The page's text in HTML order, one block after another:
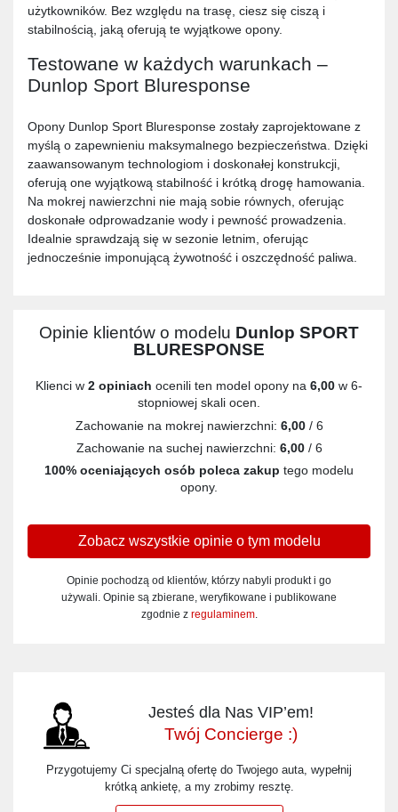
użytkowników. Bez względu na trasę, ciesz się ciszą i
stabilnością, jaką oferują te wyjątkowe opony.
Testowane w każdych warunkach –
Dunlop Sport Bluresponse
Opony Dunlop Sport Bluresponse zostały zaprojektowane z
myślą o zapewnieniu maksymalnego bezpieczeństwa. Dzięki
zaawansowanym technologiom i doskonałej konstrukcji,
oferują one wyjątkową stabilność i krótką drogę hamowania.
Na mokrej nawierzchni nie mają sobie równych, oferując
doskonałe odprowadzanie wody i pewność prowadzenia.
Idealnie sprawdzają się w sezonie letnim, oferując
jednocześnie imponującą żywotność i oszczędność paliwa.
Opinie klientów o modelu Dunlop SPORT
BLURESPONSE
Klienci w 2 opiniach ocenili ten model opony na 6,00 w 6-
stopniowej skali ocen.
Zachowanie na mokrej nawierzchni: 6,00/ 6
Zachowanie na suchej nawierzchni: 6,00/ 6
100% oceniających osób poleca zakup tego modelu
opony.
Zobacz wszystkie opinie o tym modelu
Opinie pochodzą od klientów, którzy nabyli produkt i go
używali. Opinie są zbierane, weryfikowane i publikowane
zgodnie z regulaminem.
Jesteś dla Nas VIP’em!
Twój Concierge :)
Przygotujemy Ci specjalną ofertę do Twojego auta, wypełnij
krótką ankietę, a my zrobimy resztę.